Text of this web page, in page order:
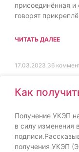
присоединённая и
говорят
ЧИТАТЬ ДАЛЕЕ
17.03.2023 36
Как
Получение УКЭП
в силу изменения
получения УКЭП